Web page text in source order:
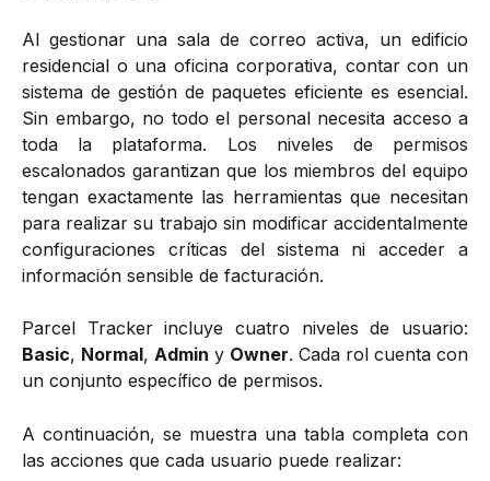
Al gestionar una sala de correo activa, un edificio
residencial o una oficina corporativa, contar con un
sistema de gestión de paquetes eficiente es esencial.
Sin embargo, no todo el personal necesita acceso a
toda la plataforma. Los niveles de permisos
escalonados garantizan que los miembros del equipo
tengan exactamente las herramientas que necesitan
para realizar su trabajo sin modificar accidentalmente
configuraciones críticas del sistema ni acceder a
información sensible de facturación.
Parcel Tracker incluye cuatro niveles de usuario:
Basic, Normal, Admin y Owner. Cada rol cuenta con
un conjunto específico de permisos.
A continuación, se muestra una tabla completa con
las acciones que cada usuario puede realizar: